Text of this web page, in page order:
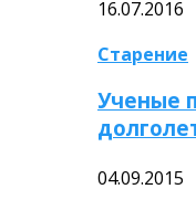
16.07.2016
Старение
Ученые
04.09.2015